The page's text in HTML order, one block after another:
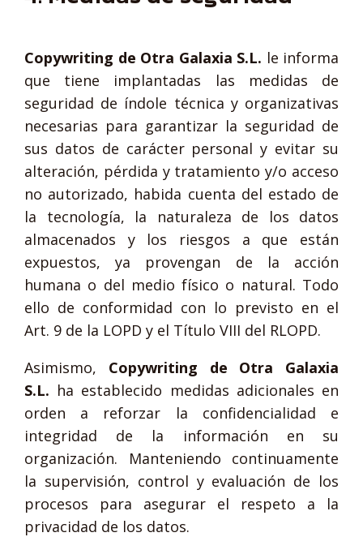
Copywriting de Otra Galaxia S.L. le informa
que tiene implantadas las medidas de
seguridad de índole técnica y organizativas
necesarias para garantizar la seguridad de
sus datos de carácter personal y evitar su
alteración, pérdida y tratamiento y/o acceso
no autorizado, habida cuenta del estado de
la tecnología, la naturaleza de los datos
almacenados y los riesgos a que están
expuestos, ya provengan de la acción
humana o del medio físico o natural. Todo
ello de conformidad con lo previsto en el
Art. 9 de la LOPD y el Título VIII del RLOPD.
Asimismo, Copywriting de Otra Galaxia
S.L. ha establecido medidas adicionales en
orden a reforzar la confidencialidad e
integridad de la información en su
organización. Manteniendo continuamente
la supervisión, control y evaluación de los
procesos para asegurar el respeto a la
privacidad de los datos.